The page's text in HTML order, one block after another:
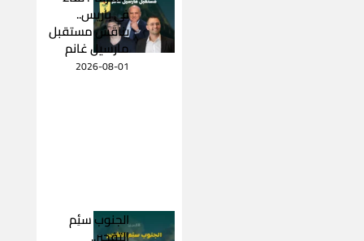
في باريس..
يناقش مستقبل
مارسيل غانم
2026-08-01
الجنوب سئِم
التفجير..